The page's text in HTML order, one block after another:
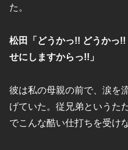
た。
松田「どうかっ!! どうかっ
せにしますからっ!!」
彼は私の母親の前で、涙を
げていた。従兄弟というた
でこんな酷い仕打ちを受け